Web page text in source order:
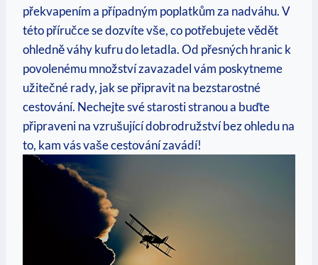
překvapením a případným poplatkům za nadváhu. V
této příručce se dozvíte vše, co potřebujete vědět
ohledně váhy kufru do letadla. Od přesných hranic k
povolenému množství zavazadel vám poskytneme
užitečné rady, jak se připravit na bezstarostné
cestování. Nechejte své starosti stranou a buďte
připraveni na vzrušující dobrodružství bez ohledu na
to, kam vás vaše cestování zavádí!